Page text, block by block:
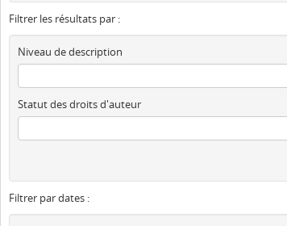
Filtrer les résultats par :
Niveau de description
Statut des droits d'auteur
Filtrer par dates :